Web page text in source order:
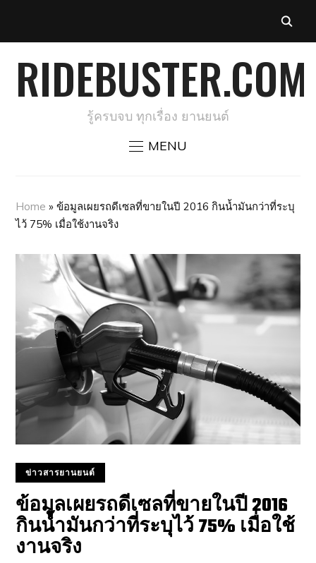
RIDEBUSTER.COM
รู้ครบจบ ทุกเรื่อง ยานยนต์
MENU
Home »ข้อมูลเผยรถดีเซลที่ขายในปี 2016 กินน้ำมันกว่าที่ระบุ
ไว้ 75% เมื่อใช้งานจริง
ข่าวสารยานยนต์
ข้อมูลเผยรถดีเซลที่ขายในปี 2016
กินน้ำมันกว่าที่ระบุไว้ 75% เมื่อใช้
งานจริง